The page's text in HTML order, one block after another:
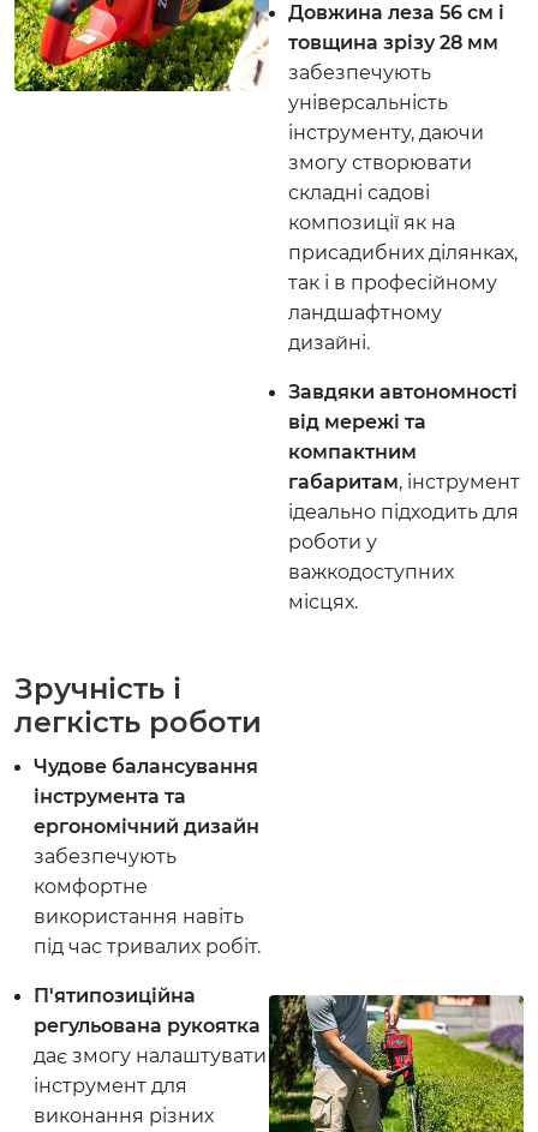
Довжина леза 56 см і
товщина зрізу 28 мм
забезпечують
універсальність
інструменту, даючи
змогу створювати
складні садові
композиції як на
присадибних ділянках,
так і в професійному
ландшафтному
дизайні.
Завдяки автономності
від мережі та
компактним
габаритам, інструмент
ідеально підходить для
роботи у
важкодоступних
місцях.
Зручність і
легкість роботи
Чудове балансування
інструмента та
ергономічний дизайн
забезпечують
комфортне
використання навіть
під час тривалих робіт.
П'ятипозиційна
регульована рукоятка
дає змогу налаштувати
інструмент для
виконання різних